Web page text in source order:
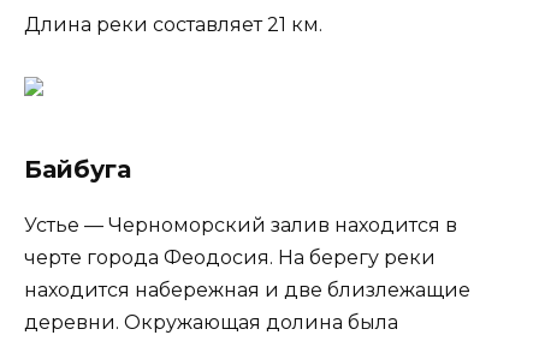
Длина реки составляет 21 км.
Байбуга
Устье — Черноморский залив находится в
черте города Феодосия. На берегу реки
находится набережная и две близлежащие
деревни. Окружающая долина была